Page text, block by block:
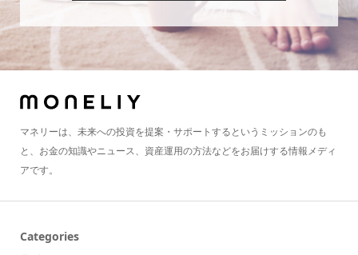
マネリーは、未来への投資を提案・サポートするというミッションのも
と、お金の知識やニュース、資産運用の方法などをお届けする情報メディ
アです。
Categories